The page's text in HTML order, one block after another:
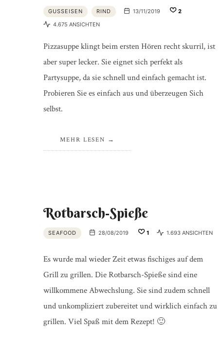
GUSSEISEN RIND 13/11/2019
2
4.675 ANSICHTEN
Pizzasuppe klingt beim ersten Hören recht skurril, ist
aber super lecker. Sie eignet sich perfekt als
Partysuppe, da sie schnell und einfach gemacht ist.
Probieren Sie es einfach aus und überzeugen Sich
selbst.
MEHR LESEN
Rotbarsch-Spieße
SEAFOOD 28/08/2019 1 1.693 ANSICHTEN
Es wurde mal wieder Zeit etwas fischiges auf dem
Grill zu grillen. Die Rotbarsch-Spieße sind eine
willkommene Abwechslung. Sie sind zudem schnell
und unkompliziert zubereitet und wirklich einfach zu
grillen. Viel Spaß mit dem Rezept! 🙂